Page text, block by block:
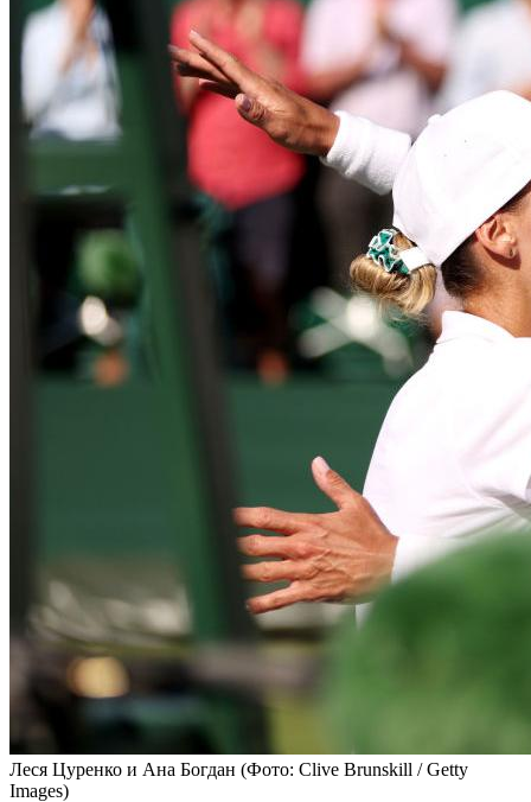
Леся Цуренко и Ана Богдан (Фото: Clive Brunskill / Getty
Images)